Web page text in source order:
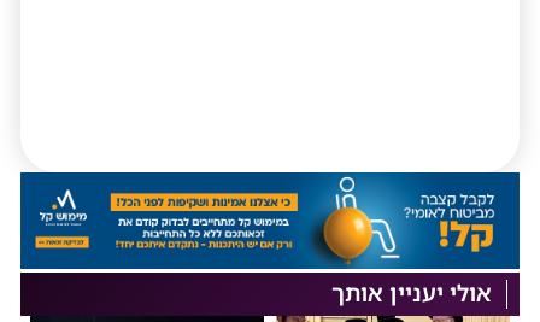
אולי יעניין אותך